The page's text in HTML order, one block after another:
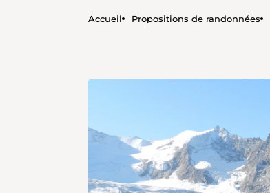
Accueil Propositions de randonnées